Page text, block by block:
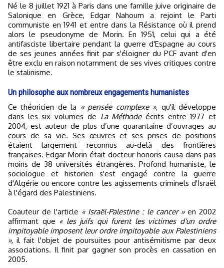
Né le 8 juillet 1921 à Paris dans une famille juive originaire de
Salonique en Grèce, Edgar Nahoum a rejoint le Parti
communiste en 1941 et entre dans la Résistance où il prend
alors le pseudonyme de Morin. En 1951, celui qui a été
antifasciste libertaire pendant la guerre d'Espagne au cours
de ses jeunes années finit par s'éloigner du PCF avant d'en
être exclu en raison notamment de ses vives critiques contre
le stalinisme.
Un philosophe aux nombreux engagements humanistes
Ce théoricien de la « pensée complexe », qu'il développe
dans les six volumes de La Méthodeécrits entre 1977 et
2004, est auteur de plus d’une quarantaine d’ouvrages au
cours de sa vie. Ses œuvres et ses prises de positions
étaient largement reconnus au-delà des frontières
françaises. Edgar Morin était docteur honoris causa dans pas
moins de 38 universités étrangères. Profond humaniste, le
sociologue et historien s'est engagé contre la guerre
d'Algérie ou encore contre les agissements criminels d'Israël
à l'égard des Palestiniens.
Coauteur de l'article « Israël-Palestine : le cancer »en 2002
affirmant que « les juifs qui furent les victimes d'un ordre
impitoyable imposent leur ordre impitoyable aux Palestiniens
», il fait l'objet de poursuites pour antisémitisme par deux
associations. Il finit par gagner son procès en cassation en
2005.